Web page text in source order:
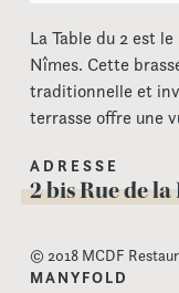
La Table du 2 est
Nîmes. Cette
traditionnelle et
terrasse offre une
ADRESSE
2 bis Rue de
© 2018 MCDF
MANYFOLD